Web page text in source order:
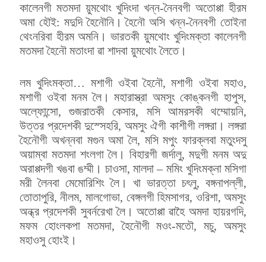
কালেনগী মতমদা য়ুমথোং খুদিংদা খন্ন-নৈনবগী অতোপ্পা হীরম
অমা হৌই: মদুদি হৈনৌনি। হৈনৌ অসি খন্ন-নৈনবগী তোইনা
থেংনরিবা হীরম অমনি। ভারতকী য়ুমথোং খুদিংমক্তা কালেনগী
মতমদা হৈনৌ মতাংদা ৱা শাদবা য়ুমথোং লৈতে।
লম খুদিংমক্তা… মশাগী ওইবা হৈনৌ, মশাগী ওইবা মহাও,
মশাগী ওইবা মনম লৈ। মহারাস্ত্রা অমসুং কোঙ্কনগী হাপুস,
অল্ফোন্সো, গুজরাতকী কেসার, মসি আমরসকী থম্মোয়নি,
উত্তর প্রদেশকী দুস্সেহরি, অমসুং ঐগী কাশীগী লঙ্গরা। লঙ্গরা
হৈনৌগী অখন্নবা মগুন অমা লৈ, মসি মপুং ফারক্লবা মতুংদসু
অয়াম্বা মতমদা শংলগা লৈ। বিহারগী জর্দালু, মদুগী মনম অদু
অরাপ্পদগী খঙবা ঙম্মী। চাওসা, মালদা – মমিং খুদিংমক্না মসিগা
মরী লৈনবা মেমোরিশিং লৈ। খা ভারত্তা চৎলু, বঙ্গনাপল্লী,
তোতাপুরি, নীলম, মালগোভা, বেঙ্গলগী হিমসাগর, ওরিশা, অমসুং
অন্ধ্র প্রদেশকী সুবর্নরেখা লৈ। অতোপ্পা ৱাহৈ অমদা হায়রগদি,
মফম হোংলকপা মতমদা, হৈনৌগী মওং-মতৌ, মচু, অমসুং
মহাওসু হোংই।